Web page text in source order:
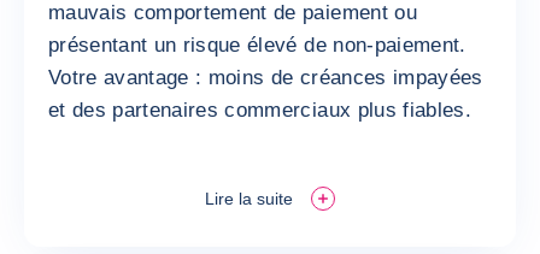
mauvais comportement de paiement ou
présentant un risque élevé de non-paiement.
Votre avantage : moins de créances impayées
et des partenaires commerciaux plus fiables.
Lire la suite